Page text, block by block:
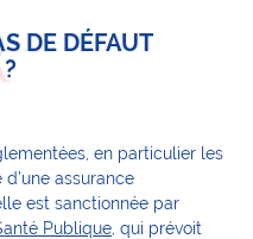
DE DÉFAUT
en particulier les
assurance
est sanctionnée par
Publique , qui prévoit